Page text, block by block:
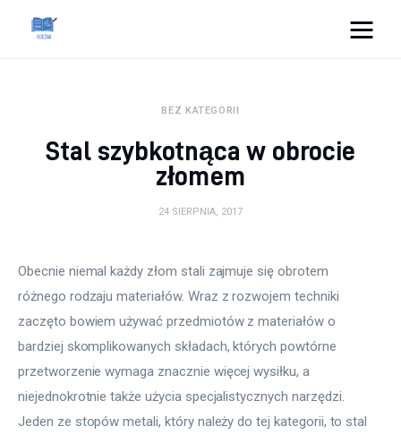
Zdrowie
Więcej
BEZ KATEGORII
Stal szybkotnąca w obrocie
złomem
24 SIERPNIA, 2017
Obecnie niemal każdy złom stali zajmuje się obrotem
różnego rodzaju materiałów. Wraz z rozwojem techniki
zaczęto bowiem używać przedmiotów z materiałów o
bardziej skomplikowanych składach, których powtórne
przetworzenie wymaga znacznie więcej wysiłku, a
niejednokrotnie także użycia specjalistycznych narzędzi.
Jeden ze stopów metali, który należy do tej kategorii, to stal